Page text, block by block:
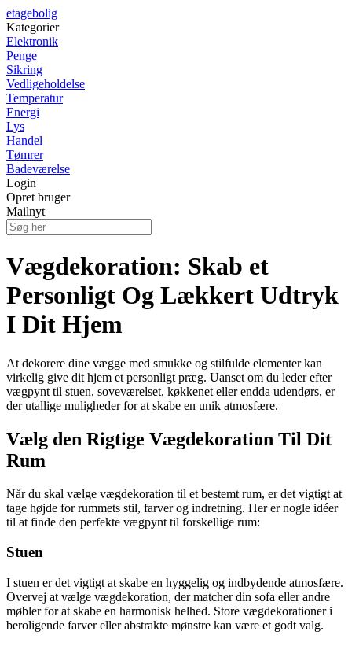
etagebolig
Kategorier
Elektronik
Penge
Sikring
Vedligeholdelse
Temperatur
Energi
Lys
Handel
Tømrer
Badeværelse
Login
Opret bruger
Mailnyt
Vægdekoration: Skab et
Personligt Og Lækkert Udtryk
I Dit Hjem
At dekorere dine vægge med smukke og stilfulde elementer kan
virkelig give dit hjem et personligt præg. Uanset om du leder efter
vægpynt til stuen, soveværelset, køkkenet eller endda udendørs, er
der utallige muligheder for at skabe en unik atmosfære.
Vælg den Rigtige Vægdekoration Til Dit
Rum
Når du skal vælge vægdekoration til et bestemt rum, er det vigtigt at
tage højde for rummets stil, farver og indretning. Her er nogle idéer
til at finde den perfekte vægpynt til forskellige rum:
Stuen
I stuen er det vigtigt at skabe en hyggelig og indbydende atmosfære.
Overvej at vælge vægdekoration, der matcher din sofa eller andre
møbler for at skabe en harmonisk helhed. Store vægdekorationer i
beroligende farver eller abstrakte mønstre kan være et godt valg.